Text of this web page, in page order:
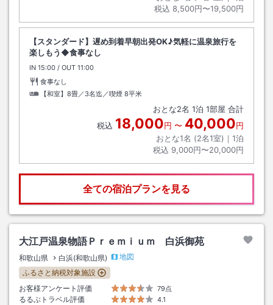
税込 8,500円〜19,500円
【スタンダード】遅め到着早朝出発OK♪気軽に温泉旅行を
楽しもう◆食事なし
IN チェックイン
15:00 / OUT チェックアウト
11:00
食事なし
【和室】8畳／3名迄／喫煙 8平米
おとな2名 1泊 1部屋 合計
税込 18,000円 〜 40,000円
おとな1名 (2名1室)｜ 1泊
税込 9,000円〜20,000円
全ての宿泊プランを見る
大江戸温泉物語Ｐｒｅｍｉｕｍ 白浜御苑
和歌山県 白浜(和歌山県)
地図
ふるさと納税対象施設
お客様アンケート評価
79点
るるぶトラベル評価
4.1